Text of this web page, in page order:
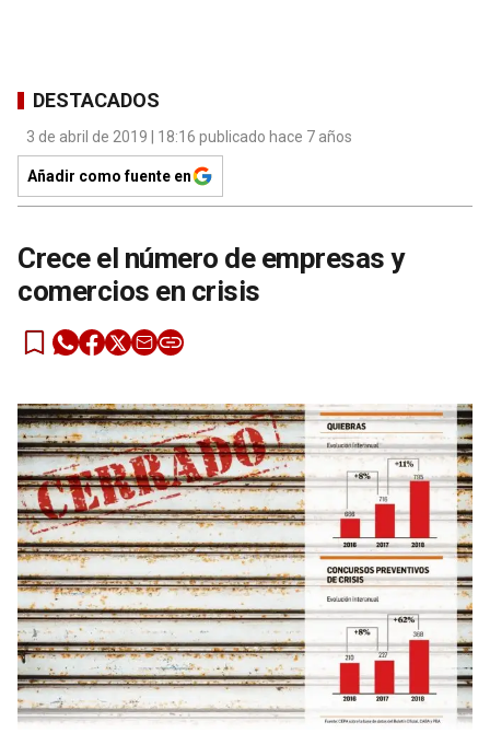
DESTACADOS
3 de abril de 2019 | 18:16 publicado hace 7 años
Añadir como fuente en
Crece el número de empresas y
comercios en crisis